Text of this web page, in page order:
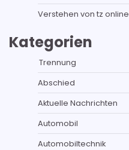
Verstehen von tz
Kategorien
Trennung
Abschied
Aktuelle Nachrichten
Automobil
Automobiltechnik